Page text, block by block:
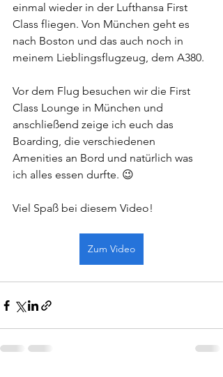
einmal wieder in der Lufthansa First
Class fliegen. Von München geht es
nach Boston und das auch noch in
meinem Lieblingsflugzeug, dem A380.
Vor dem Flug besuchen wir die First
Class Lounge in München und
anschließend zeige ich euch das
Boarding, die verschiedenen
Amenities an Bord und natürlich was
ich alles essen durfte. 😉
Viel Spaß bei diesem Video!
Zum Video